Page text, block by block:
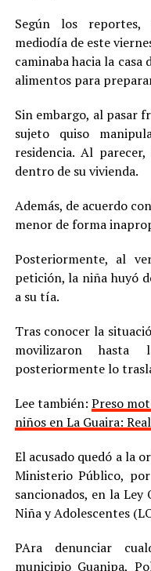
Según los
mediodía de este
caminaba hacia la
alimentos para
Sin embargo, al pasar
sujeto quiso
residencia. Al
dentro de su vivienda.
Además, de acuerdo
menor de forma
Posteriormente, al
petición, la niña huyó
a su tía.
Tras conocer la
movilizaron
posteriormente lo
Lee también: Preso
niños en La Guaira:
El acusado quedó a la
Ministerio Público,
sancionados, en la
Niña y Adolescentes
PAra denunciar
municipio Guanipa,